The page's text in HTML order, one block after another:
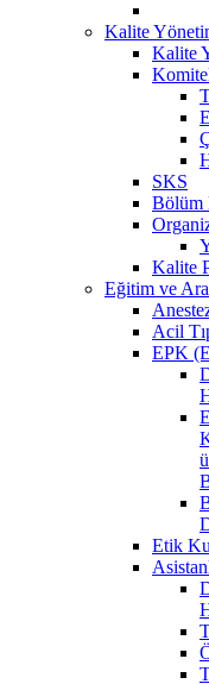
Kalite
Kalite
SKS
Bölüm
Kalite
Eğitim ve
Acil
EPK
Etik